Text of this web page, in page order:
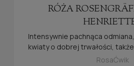
RÓŻA
Intensywnie pachnąca
kwiaty o dobrej trwałości,
RosaĆwik